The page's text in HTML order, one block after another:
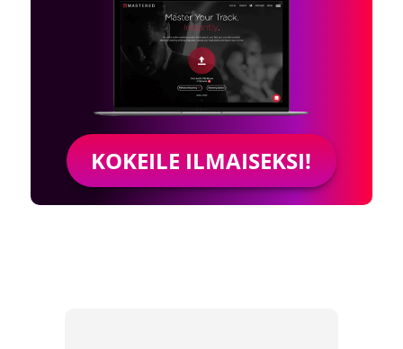
KOKEILE ILMAISEKSI!